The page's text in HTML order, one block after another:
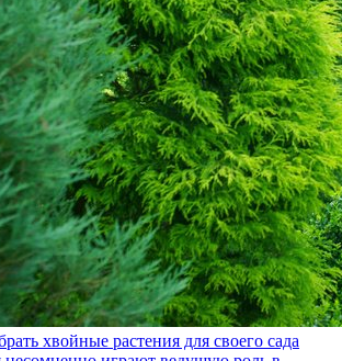
хвойные растения для своего сада